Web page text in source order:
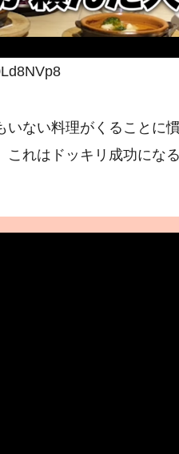
いない料理がくることに
これはドッキリ成功にな